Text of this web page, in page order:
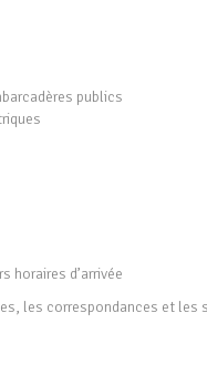
publics
horaires d’arrivée
les correspondances et les